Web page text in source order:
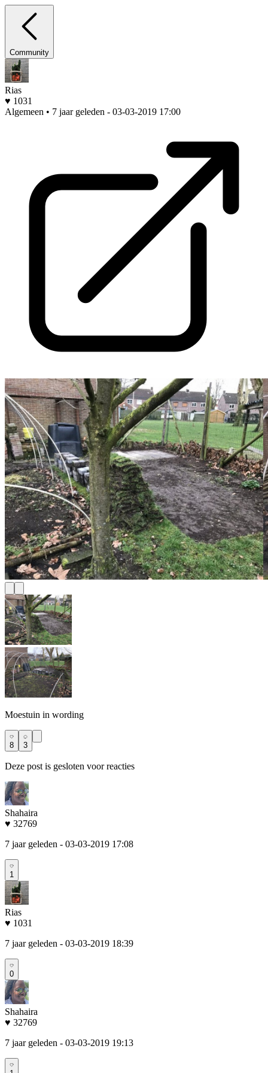
Community
Rias
♥ 1031
Algemeen • 7 jaar geleden - 03-03-2019 17:00
Moestuin in wording
8 3
Deze post is gesloten voor reacties
Shahaira
♥ 32769
7 jaar geleden - 03-03-2019 17:08
1
Rias
♥ 1031
7 jaar geleden - 03-03-2019 18:39
0
Shahaira
♥ 32769
7 jaar geleden - 03-03-2019 19:13